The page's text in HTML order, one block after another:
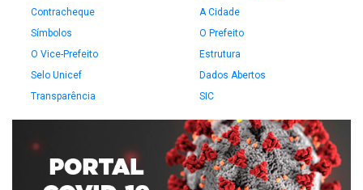
Contracheque
A Cidade
Símbolos
O Prefeito
O Vice-Prefeito
Estrutura
Selo Unicef
Dados Abertos
Transparência
SIC